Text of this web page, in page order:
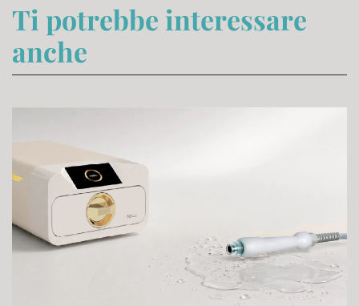
Ti potrebbe interessare
anche